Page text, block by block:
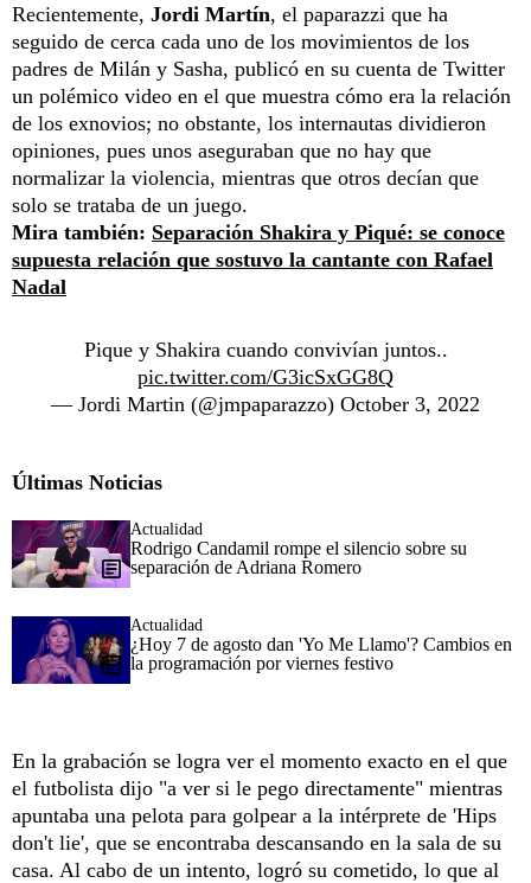
Recientemente, Jordi Martín, el paparazzi que ha
seguido de cerca cada uno de los movimientos de los
padres de Milán y Sasha, publicó en su cuenta de Twitter
un polémico video en el que muestra cómo era la relación
de los exnovios; no obstante, los internautas dividieron
opiniones, pues unos aseguraban que no hay que
normalizar la violencia, mientras que otros decían que
solo se trataba de un juego.
Mira también: Separación Shakira y Piqué: se conoce
supuesta relación que sostuvo la cantante con Rafael
Nadal
Pique y Shakira cuando convivían juntos..
pic.twitter.com/G3icSxGG8Q
— Jordi Martin (@jmpaparazzo) October 3, 2022
Últimas Noticias
Actualidad
Rodrigo Candamil rompe el silencio sobre su
separación de Adriana Romero
Actualidad
¿Hoy 7 de agosto dan 'Yo Me Llamo'? Cambios en
la programación por viernes festivo
En la grabación se logra ver el momento exacto en el que
el futbolista dijo "a ver si le pego directamente" mientras
apuntaba una pelota para golpear a la intérprete de 'Hips
don't lie', que se encontraba descansando en la sala de su
casa. Al cabo de un intento, logró su cometido, lo que al